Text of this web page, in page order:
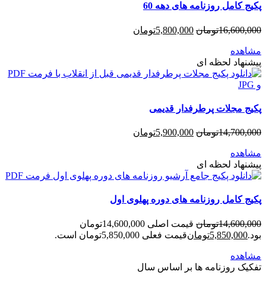
پکیج کامل روزنامه های دهه 60
16,600,000تومان 5,800,000تومان
مشاهده
پیشنهاد لحظه ای
پکیج مجلات پرطرفدار قدیمی
14,700,000تومان 5,900,000تومان
مشاهده
پیشنهاد لحظه ای
پکیج کامل روزنامه های دوره پهلوی اول
14,600,000تومان
قیمت اصلی 14,600,000تومان
بود.5,850,000تومانقیمت فعلی 5,850,000تومان است.
مشاهده
تفکیک روزنامه ها بر اساس سال